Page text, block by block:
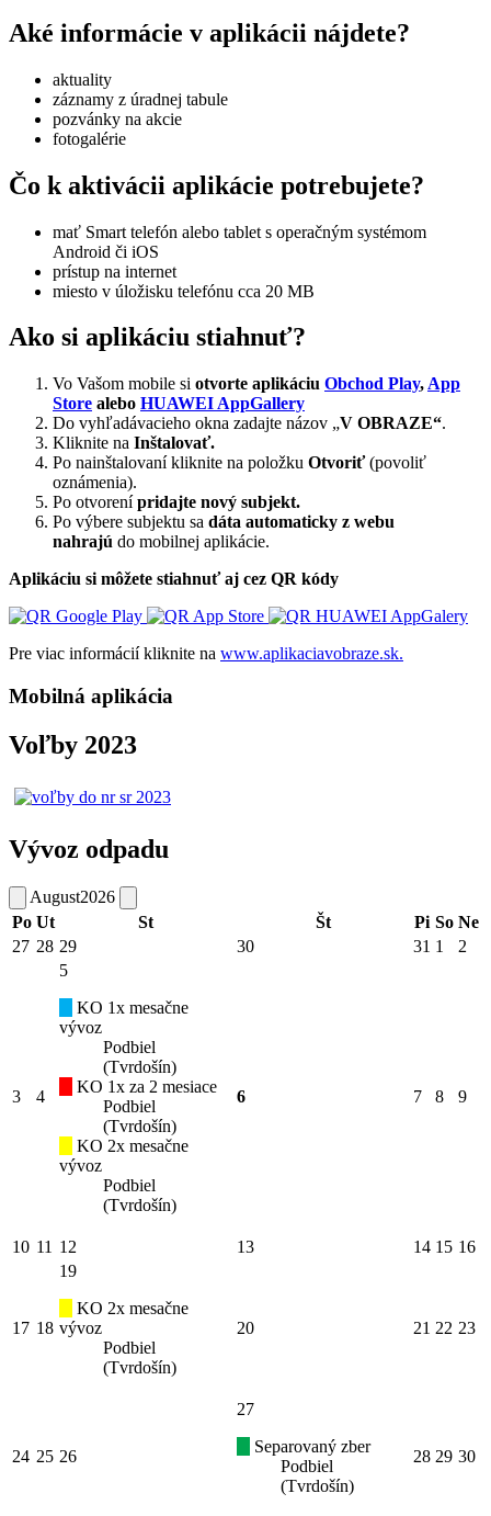
Aké informácie v aplikácii nájdete?
aktuality
záznamy z úradnej tabule
pozvánky na akcie
fotogalérie
Čo k aktivácii aplikácie potrebujete?
mať Smart telefón alebo tablet s operačným systémom
Android či iOS
prístup na internet
miesto v úložisku telefónu cca 20 MB
Ako si aplikáciu stiahnuť?
Vo Vašom mobile si otvorte aplikáciu Obchod Play, App
Store alebo HUAWEI AppGallery
Do vyhľadávacieho okna zadajte názov „V OBRAZE“.
Kliknite na Inštalovať.
Po nainštalovaní kliknite na položku Otvoriť(povoliť
oznámenia).
Po otvorenípridajte nový subjekt.
Po výbere subjektu sa dáta automaticky z webu
nahrajú do mobilnej aplikácie.
Aplikáciu si môžete stiahnuť aj cez QR kódy
Pre viac informácií kliknite na www.aplikaciavobraze.sk.
Mobilná aplikácia
Voľby 2023
Vývoz odpadu
August2026
Po Ut St Št Pi So Ne
27 28 29 30 31 1 2
3 4
5
KO 1x mesačne
vývoz
Podbiel
(Tvrdošín)
KO 1x za 2 mesiace
Podbiel
(Tvrdošín)
KO 2x mesačne
vývoz
Podbiel
(Tvrdošín)
6 7 8 9
10 11 12 13 14 15 16
17 18
19
KO 2x mesačne
vývoz
Podbiel
(Tvrdošín)
20 21 22 23
24 25 26
27
Separovaný zber
Podbiel
(Tvrdošín)
28 29 30